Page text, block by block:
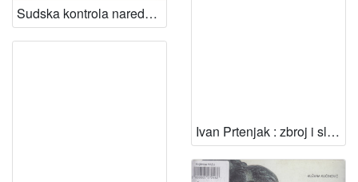
Ivan Prtenjak : zbroj i slijed : izložba u Hrvatskom muzeju arhitekture, svibanj, 2003. ; [tekstovi Dubravka Kisić, Aleksander Laslo, Jacques van Maldergem] ; [odgovorni urednik Miroslav Begović ; fotografije i prijevod s francuskog jezika Ivan Prtenjak]
Sudska kontrola naredbe / napisao Ivo Krbek